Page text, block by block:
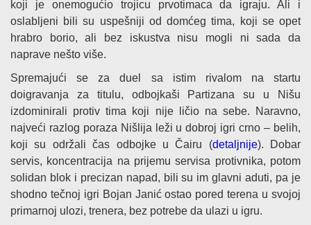
koji je onemogućio trojicu prvotimaca da igraju. Ali i
oslabljeni bili su uspešniji od domćeg tima, koji se opet
hrabro borio, ali bez iskustva nisu mogli ni sada da
naprave nešto više.
Spremajući se za duel sa istim rivalom na startu
doigravanja za titulu, odbojkaši Partizana su u Nišu
izdominirali protiv tima koji nije ličio na sebe. Naravno,
najveći razlog poraza Nišlija leži u dobroj igri crno – belih,
koji su održali čas odbojke u Čairu (detaljnije). Dobar
servis, koncentracija na prijemu servisa protivnika, potom
solidan blok i precizan napad, bili su im glavni aduti, pa je
shodno tečnoj igri Bojan Janić ostao pored terena u svojoj
primarnoj ulozi, trenera, bez potrebe da ulazi u igru.